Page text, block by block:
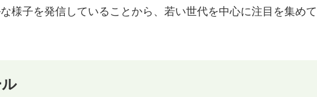
様子を発信していることから、若い世代を中心に注目を集めて